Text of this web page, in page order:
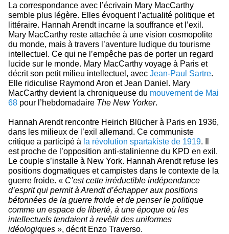
La correspondance avec l’écrivain Mary MacCarthy
semble plus légère. Elles évoquent l’actualité politique et
littéraire. Hannah Arendt incarne la souffrance et l’exil.
Mary MacCarthy reste attachée à une vision cosmopolite
du monde, mais à travers l’aventure ludique du tourisme
intellectuel. Ce qui ne l’empêche pas de porter un regard
lucide sur le monde. Mary MacCarthy voyage à Paris et
décrit son petit milieu intellectuel, avec Jean-Paul Sartre.
Elle ridiculise Raymond Aron et Jean Daniel. Mary
MacCarthy devient la chroniqueuse du mouvement de Mai
68 pour l’hebdomadaire The New Yorker.
Hannah Arendt rencontre Heirich Blücher à Paris en 1936,
dans les milieux de l’exil allemand. Ce communiste
critique a participé à la révolution spartakiste de 1919. Il
est proche de l’opposition anti-stalinienne du KPD en exil.
Le couple s’installe à New York. Hannah Arendt refuse les
positions dogmatiques et campistes dans le contexte de la
guerre froide. « C’est cette irréductible indépendance
d’esprit qui permit à Arendt d’échapper aux positions
bétonnées de la guerre froide et de penser le politique
comme un espace de liberté, à une époque où les
intellectuels tendaient à revêtir des uniformes
idéologiques », décrit Enzo Traverso.